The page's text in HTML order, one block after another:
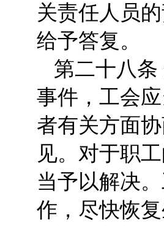
关责任人员
给予答复。
第二十八
事件，工会
者有关方面
见。对于职
当予以解决
作，尽快恢